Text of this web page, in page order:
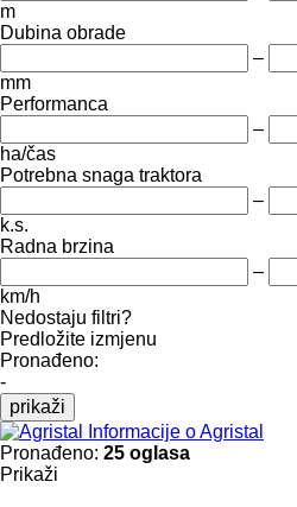
m
Dubina obrade
–
mm
Performanca
–
ha/čas
Potrebna snaga traktora
–
k.s.
Radna brzina
–
km/h
Nedostaju filtri?
Predložite izmjenu
Pronađeno:
-
prikaži
Informacije o Agristal
Pronađeno: 25 oglasa
Prikaži